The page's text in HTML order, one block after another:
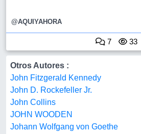
@AQUIYAHORA
7 33
Otros Autores :
John Fitzgerald Kennedy
John D. Rockefeller Jr.
John Collins
JOHN WOODEN
Johann Wolfgang von Goethe